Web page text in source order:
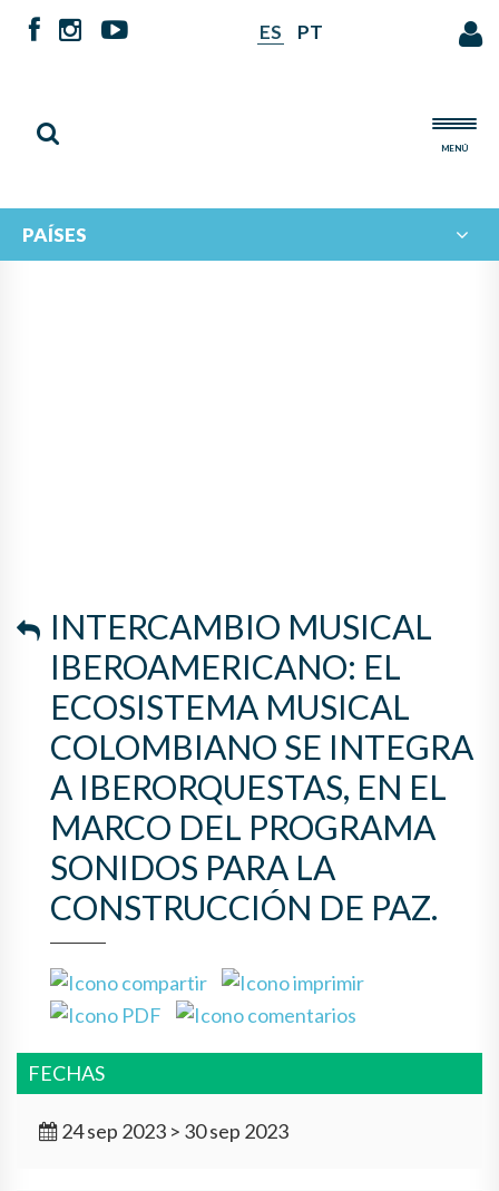
ES PT
MENÚ
PAÍSES
MARCO DEL PROGRAMA
SONIDOS PARA LA
CONSTRUCCIÓN DE PAZ.
INTERCAMBIO MUSICAL
IBEROAMERICANO: EL
ECOSISTEMA MUSICAL
COLOMBIANO SE INTEGRA
A IBERORQUESTAS, EN EL
MARCO DEL PROGRAMA
SONIDOS PARA LA
CONSTRUCCIÓN DE PAZ.
FECHAS
24 sep 2023 > 30 sep 2023